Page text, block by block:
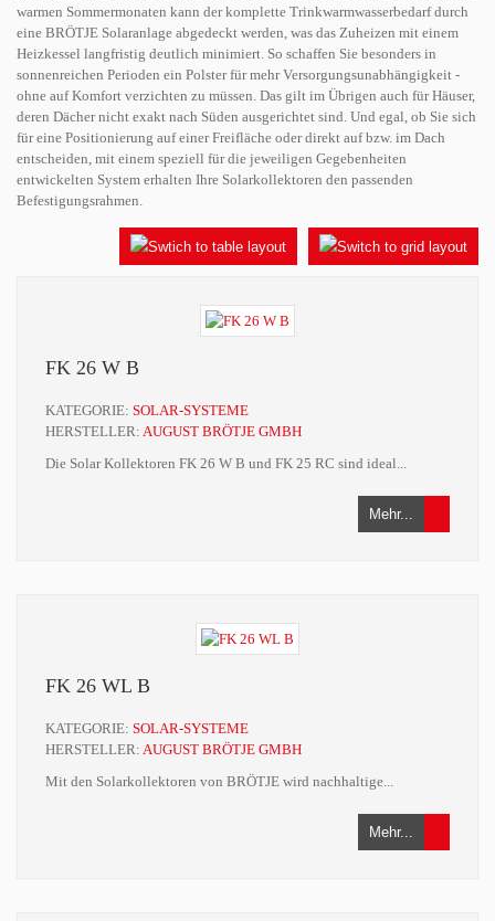
warmen Sommermonaten kann der komplette Trinkwarmwasserbedarf durch
eine BRÖTJE Solaranlage abgedeckt werden, was das Zuheizen mit einem
Heizkessel langfristig deutlich minimiert. So schaffen Sie besonders in
sonnenreichen Perioden ein Polster für mehr Versorgungsunabhängigkeit -
ohne auf Komfort verzichten zu müssen. Das gilt im Übrigen auch für Häuser,
deren Dächer nicht exakt nach Süden ausgerichtet sind. Und egal, ob Sie sich
für eine Positionierung auf einer Freifläche oder direkt auf bzw. im Dach
entscheiden, mit einem speziell für die jeweiligen Gegebenheiten
entwickelten System erhalten Ihre Solarkollektoren den passenden
Befestigungsrahmen.
FK 26 W B
KATEGORIE: SOLAR-SYSTEME
HERSTELLER: AUGUST BRÖTJE GMBH
Die Solar Kollektoren FK 26 W B und FK 25 RC sind ideal...
Mehr...
FK 26 WL B
KATEGORIE: SOLAR-SYSTEME
HERSTELLER: AUGUST BRÖTJE GMBH
Mit den Solarkollektoren von BRÖTJE wird nachhaltige...
Mehr...